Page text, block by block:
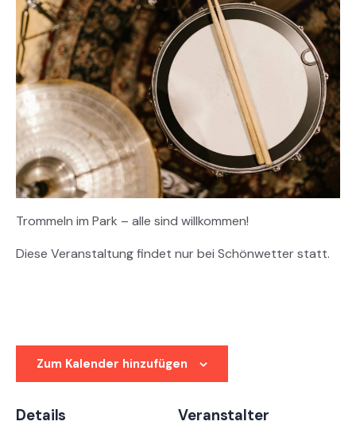
Trommeln im Park – alle sind willkommen!
Diese Veranstaltung findet nur bei Schönwetter statt.
Zum Kalender hinzufügen
Details Veranstalter